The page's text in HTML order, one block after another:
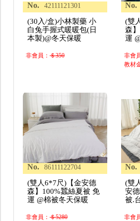
No. 42111121301
(30入/盒)小林製藥 小
白兔手握式暖暖包(日
本製)@冬天保暖
非會員：＄350
No.
(雙
森
運
非會
教材
No. 86111122704
(雙人6*7尺)【金安德
森】100%蠶絲夏被 免
運 @棉被冬天保暖
非會員：＄5280
No.
(雙
安
被.
非會